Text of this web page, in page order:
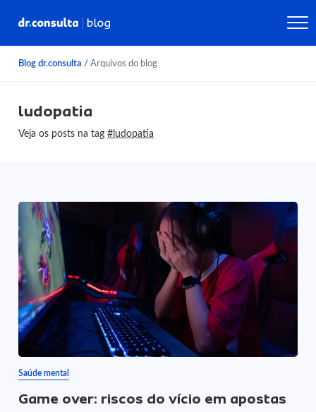
Blog dr.consulta / Arquivos do blog
ludopatia
Veja os posts na tag#ludopatia
Saúde mental
Game over: riscos do vício em apostas